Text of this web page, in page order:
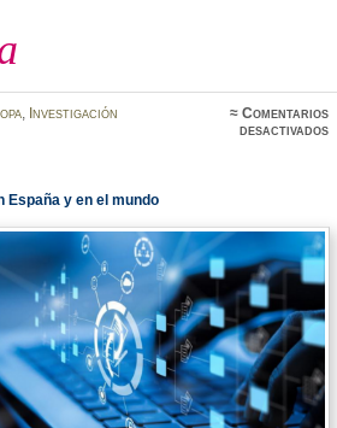
, Investigación ≈Comentarios
desactivadosen
España y en el mundo